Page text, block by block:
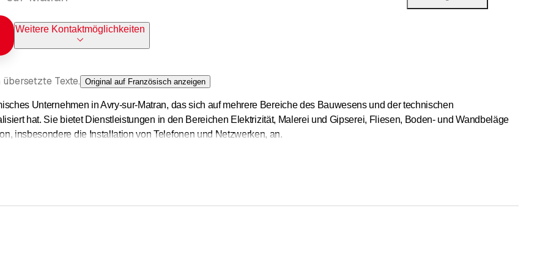
Weitere Kontaktmöglichkeiten
Texte. Original auf Französisch anzeigen
Unternehmen in Avry-sur-Matran, das sich auf mehrere Bereiche des Bauwesens und der technischen
hat. Sie bietet Dienstleistungen in den Bereichen Elektrizität, Malerei und Gipserei, Fliesen, Boden- und Wandbeläge
insbesondere die Installation von Telefonen und Netzwerken, an.
einen schnellen und effizienten Pannendienst sowie Renovierungsarbeiten und Reinigungsdienste, die auf die
sowohl Privatpersonen als auch Unternehmen, zugeschnitten sind. Dank eines qualifizierten und vielseitigen Teams